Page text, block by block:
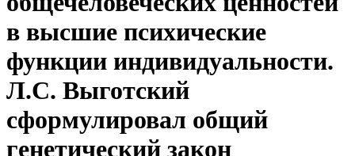
в высшие психические
функции индивидуальности.
Л.С. Выготский
сформулировал общий
генетический закон